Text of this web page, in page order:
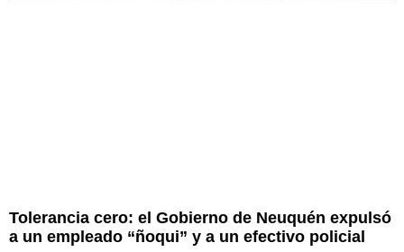
Tolerancia cero: el Gobierno de Neuquén expulsó
a un empleado “ñoqui” y a un efectivo policial